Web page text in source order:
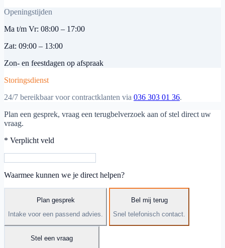
Openingstijden
Ma t/m Vr: 08:00 – 17:00
Zat: 09:00 – 13:00
Zon- en feestdagen op afspraak
Storingsdienst
24/7 bereikbaar voor contractklanten via 036 303 01 36.
Plan een gesprek, vraag een terugbelverzoek aan of stel direct uw
vraag.
* Verplicht veld
Waarmee kunnen we je direct helpen?
Plan gesprek
Intake voor een passend advies.
Bel mij terug
Snel telefonisch contact.
Stel een vraag